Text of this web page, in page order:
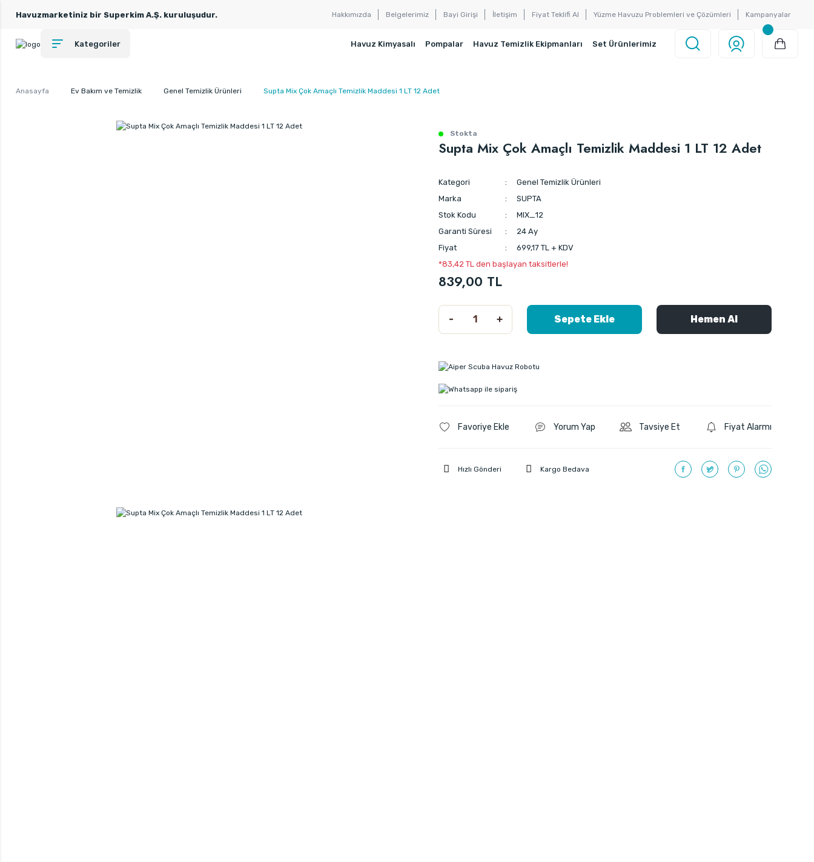
Havuzmarketiniz bir Superkim A.Ş. kuruluşudur. Hakkımızda Belgelerimiz Bayi Girişi İletişim Fiyat Teklifi Al Yüzme Havuzu Problemleri ve Çözümleri Kampanyalar
Kategoriler Havuz Kimyasalı Pompalar Havuz Temizlik Ekipmanları Set Ürünlerimiz
Anasayfa Ev Bakım ve Temizlik Genel Temizlik Ürünleri Supta Mix Çok Amaçlı Temizlik Maddesi 1 LT 12 Adet
Stokta
Supta Mix Çok Amaçlı Temizlik Maddesi 1 LT 12 Adet
Kategori
Genel Temizlik Ürünleri
Marka
SUPTA
Stok Kodu
MIX_12
Garanti Süresi
24 Ay
Fiyat
699,17 TL + KDV
*83,42 TL den başlayan taksitlerle!
839,00 TL
Sepete Ekle Hemen Al
Yorum Yap Tavsiye Et Fiyat Alarmı
Hızlı Gönderi Kargo Bedava